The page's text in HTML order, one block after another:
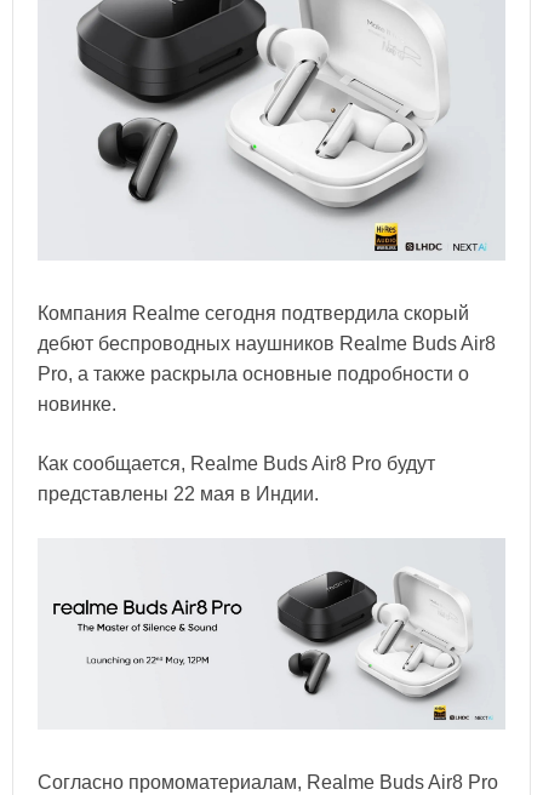
Компания Realme сегодня подтвердила скорый
дебют беспроводных наушников Realme Buds Air8
Pro, а также раскрыла основные подробности о
новинке.
Как сообщается, Realme Buds Air8 Pro будут
представлены 22 мая в Индии.
Согласно промоматериалам, Realme Buds Air8 Pro